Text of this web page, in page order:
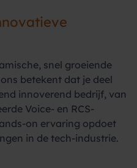
snel groeiende
betekent dat je deel
innoverend bedrijf, van
Voice- en RCS-
on ervaring opdoet
in de tech-industrie.